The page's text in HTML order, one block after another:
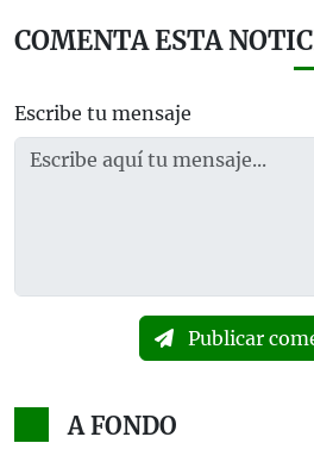
COMENTA ESTA
Escribe tu mensaje
Publicar
A FONDO